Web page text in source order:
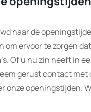
naar de
om ervoor te zorgen
Of u nu zin heeft in
gerust contact
onze openingstijden.